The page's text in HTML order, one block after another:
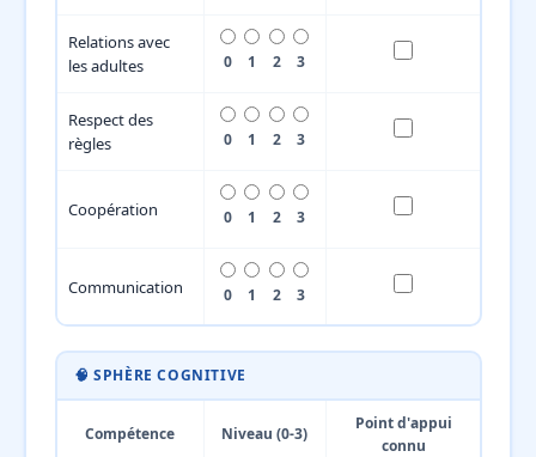
Relations avec
les adultes
0 1 2 3
Respect des
règles
0 1 2 3
Coopération 0 1 2 3
Communication 0 1 2 3
🧠 SPHÈRE COGNITIVE
Compétence Niveau (0-3)
Point d'appui
connu